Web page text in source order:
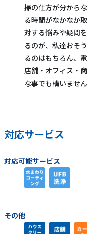
掃の仕方が分から
る時間がなかなか
対する悩みや疑問
るのが、私達おそ
るのはもちろん、
店舗・オフィス・
な事でも構いませ
対応サービス
対応可能サービス
その他